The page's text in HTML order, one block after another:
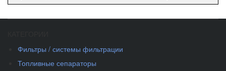
Фильтры / системы фильтрации
Топливные сепараторы